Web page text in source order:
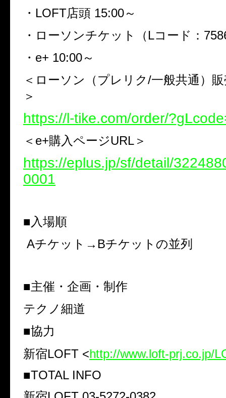
・LOFT店頭 15:00～
・ローソンチケット（Lコード：
・e+ 10:00～
＜ローソン（プレリク/一般共通）
＞
https://l-tike.com/order/
＜e+購入ページURL＞
https://eplus.jp/sf/detail/
0001
■入場順
Aチケット→Bチケットの並列
■主催・企画・制作
テクノ細道
■協力
新宿LOFT <http://www.loft-prj.co.jp/
■TOTAL INFO